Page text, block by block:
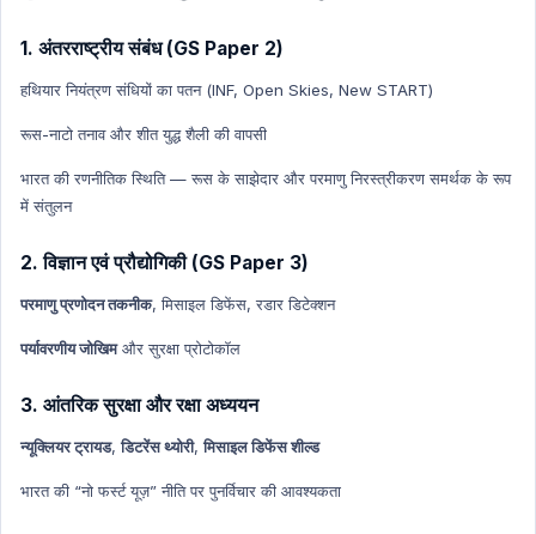
1. अंतरराष्ट्रीय संबंध (GS Paper 2)
हथियार नियंत्रण संधियों का पतन (INF, Open Skies, New START)
रूस-नाटो तनाव और शीत युद्ध शैली की वापसी
भारत की रणनीतिक स्थिति — रूस के साझेदार और परमाणु निरस्त्रीकरण समर्थक के रूप
में संतुलन
2. विज्ञान एवं प्रौद्योगिकी (GS Paper 3)
परमाणु प्रणोदन तकनीक, मिसाइल डिफेंस, रडार डिटेक्शन
पर्यावरणीय जोखिमऔर सुरक्षा प्रोटोकॉल
3. आंतरिक सुरक्षा और रक्षा अध्ययन
न्यूक्लियर ट्रायड,डिटरेंस थ्योरी,मिसाइल डिफेंस शील्ड
भारत की “नो फर्स्ट यूज़” नीति पर पुनर्विचार की आवश्यकता